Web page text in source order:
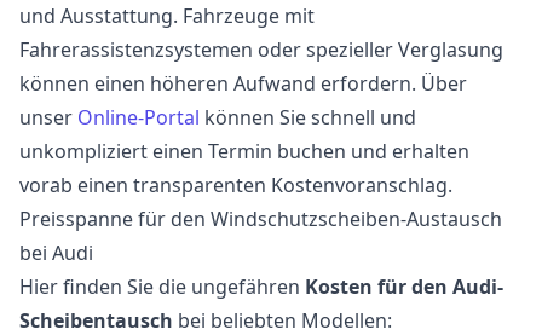
und Ausstattung. Fahrzeuge mit
Fahrerassistenzsystemen oder spezieller Verglasung
können einen höheren Aufwand erfordern. Über
unser Online-Portal können Sie schnell und
unkompliziert einen Termin buchen und erhalten
vorab einen transparenten Kostenvoranschlag.
Preisspanne für den Windschutzscheiben-Austausch
bei Audi
Hier finden Sie die ungefähren Kosten für den Audi-
Scheibentausch bei beliebten Modellen: